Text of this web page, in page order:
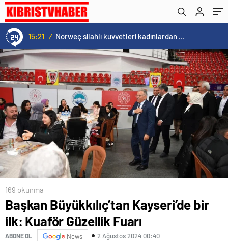
15:21 / Norweç silahlı kuvvetleri kadınlardan oluşan özel kuvvetler eğitimlerini başlattı.
169 okunma
Başkan Büyükkılıç’tan Kayseri’de bir
ilk: Kuaför Güzellik Fuarı
ABONE OL News 2 Ağustos 2024 00:40
değişmiyor”